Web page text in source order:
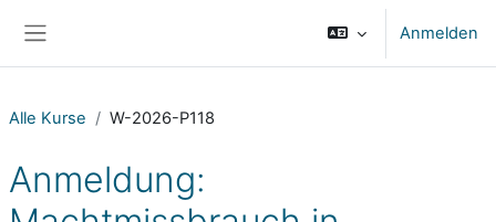
Anmelden
Alle Kurse W-2026-P118
Anmeldung: